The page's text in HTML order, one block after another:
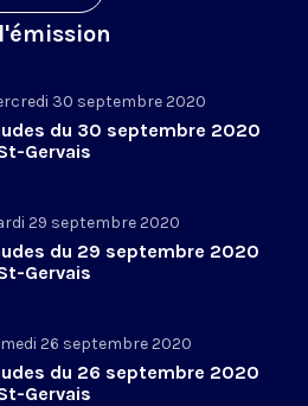
30 septembre 2020
du 30 septembre 2020
Gervais
29 septembre 2020
du 29 septembre 2020
Gervais
26 septembre 2020
du 26 septembre 2020
Gervais